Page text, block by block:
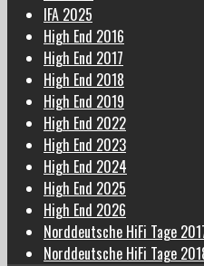
IFA 2025
High End 2016
High End 2017
High End 2018
High End 2019
High End 2022
High End 2023
High End 2024
High End 2025
High End 2026
Norddeutsche HiFi Tage
Norddeutsche HiFi Tage